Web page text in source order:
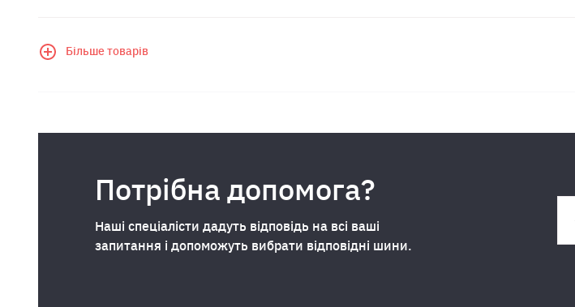
Більше товарів
Потрібна допомога?
Наші спеціалісти дадуть відповідь на всі ваші
запитання і допоможуть вибрати відповідні шини.